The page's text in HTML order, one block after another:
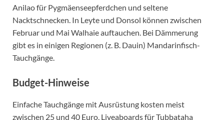
Anilao für Pygmäenseepferdchen und seltene
Nacktschnecken. In Leyte und Donsol können zwischen
Februar und Mai Walhaie auftauchen. Bei Dämmerung
gibt es in einigen Regionen (z. B. Dauin) Mandarinfisch-
Tauchgänge.
Budget-Hinweise
Einfache Tauchgänge mit Ausrüstung kosten meist
zwischen 25 und 40 Euro, Liveaboards für Tubbataha